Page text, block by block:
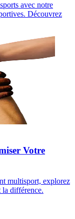
avec notre
Découvrez
Votre
multisport, explorez
la différence.